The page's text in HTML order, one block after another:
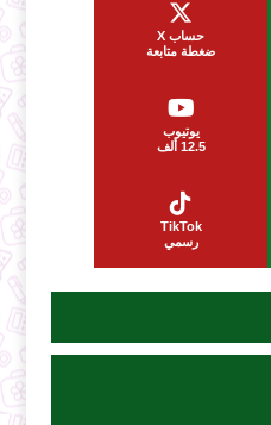
حساب X
ضغطة متابعة
يوتيوب
12.5 ألف
TikTok
رسمي